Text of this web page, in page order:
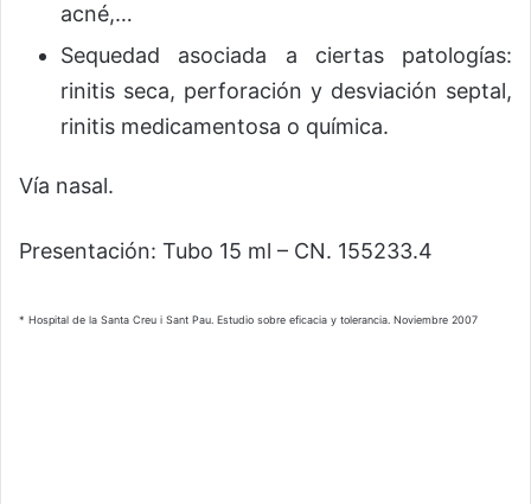
acné,…
Sequedad asociada a ciertas patologías:
rinitis seca, perforación y desviación septal,
rinitis medicamentosa o química.
Vía nasal.
Presentación: Tubo 15 ml – CN. 155233.4
* Hospital de la Santa Creu i Sant Pau. Estudio sobre eficacia y tolerancia. Noviembre 2007